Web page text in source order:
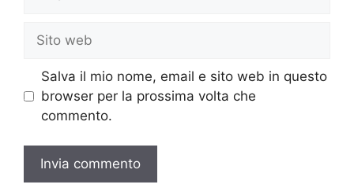
web
Salva il mio nome, email e sito web in questo
browser per la prossima volta che
commento.